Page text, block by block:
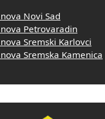
Novi Sad
Petrovaradin
Sremski Karlovci
Sremska Kamenica